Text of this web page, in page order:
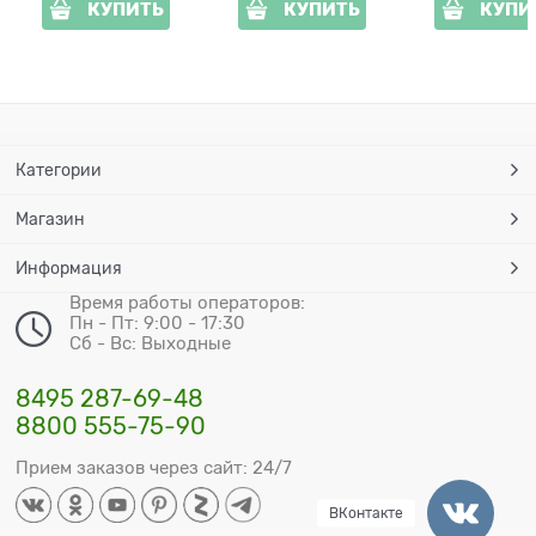
КУПИТЬ КУПИТЬ
Категории
Магазин
Информация
Время работы операторов:
Пн - Пт: 9:00 - 17:30
Сб - Вс: Выходные
8495 287-69-48
8800 555-75-90
Прием заказов через сайт: 24/7
ВКонтакте